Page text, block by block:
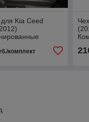
Kia Ceed
комплект